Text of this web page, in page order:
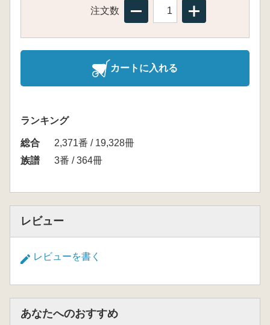
注文数
カートに入れる
ランキング
総合
2,371番 / 19,328冊
族譜
3番 / 364冊
レビュー
レビューを書く
あなたへのおすすめ